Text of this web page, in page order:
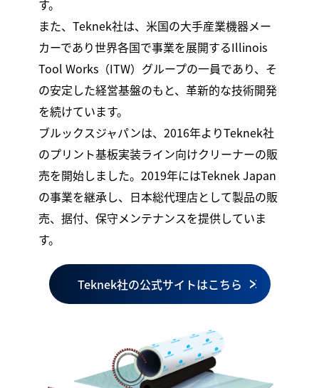
す。
また、Teknek社は、米国の大手産業機器メー
カーであり世界各国で事業を展開するIllinois
Tool Works（ITW）グループの一員であり、そ
の安定した経営基盤のもと、革新的な技術開発
を続けています。
ブルックスジャパンは、2016年よりTeknek社
のプリント基板実装ライン向けクリーナーの販
売を開始しました。2019年にはTeknek Japan
の事業を継承し、日本総代理店として製品の販
売、据付、保守メンテナンスを提供していま
す。
Teknek社の公式サイトはこちら